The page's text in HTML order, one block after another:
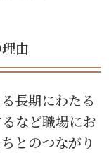
由
長期にわたる
など職場にお
とのつながり